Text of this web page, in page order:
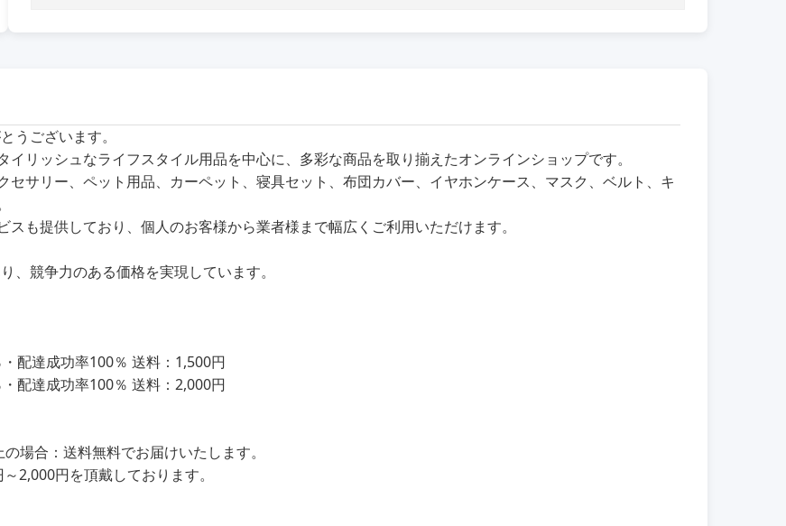
うございます。
リッシュなライフスタイル用品を中心に、多彩な商品を取り揃えたオンラインショップです。
サリー、ペット用品、カーペット、寝具セット、布団カバー、イヤホンケース、マスク、ベルト、キ
も提供しており、個人のお客様から業者様まで幅広くご利用いただけます。
、競争力のある価格を実現しています。
配達成功率100％ 送料：1,500円
配達成功率100％ 送料：2,000円
場合：送料無料でお届けいたします。
2,000円を頂戴しております。